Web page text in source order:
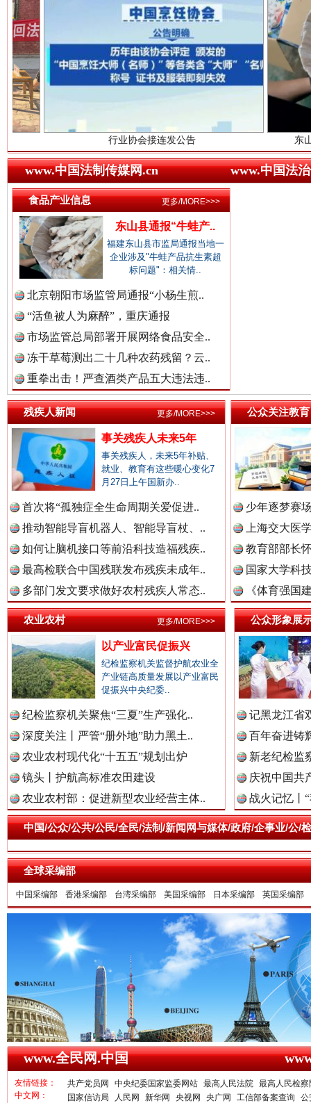
中国农业新闻网.
中国视频新闻网.
中国廉政法纪网.
中国律师在线.
中国参政网.中
永
红船起航处 潮起向未来
三年瞒报超千万 隐匿收入偷税被查处..
祁连巍巍树丰碑 高回
一枚“钉子”竟然扎入要害部门
雄关漫道展新颜 “
行业协会接连发公告 东山县通报“牛蛙
www.中国法制传媒网.cn www.中国法
食品产业信息
东山县通报“牛蛙产..
福建东山县市监局通报当地一
企业涉及"牛蛙产品抗生素超
标问题"：相关情..
北京朝阳市场监管局通报“小杨生煎..
“活鱼被人为麻醉”，重庆通报
市场监管总局部署开展网络食品安全..
冻干草莓测出二十几种农药残留？云..
重拳出击！严查酒类产品五大违法违..
更多/MORE>>>
残疾人新闻
事关残疾人未来5年
事关残疾人，未来5年补贴、
就业、教育有这些暖心变化7
月27日上午国新办..
首次将“孤独症全生命周期关爱促进..
推动智能导盲机器人、智能导盲杖、..
如何让脑机接口等前沿科技造福残疾..
最高检联合中国残联发布残疾未成年..
多部门发文要求做好农村残疾人常态..
更多/MORE>>> 公众关注教育
少年逐梦赛
上海交大医
教育部部长
国家大学科
《体育强国
农业农村
以产业富民促振兴
纪检监察机关监督护航农业全
产业链高质量发展以产业富民
促振兴中央纪委..
纪检监察机关聚焦“三夏”生产强化..
深度关注丨严管“册外地”助力黑土..
农业农村现代化“十五五”规划出炉
镜头丨护航高标准农田建设
农业农村部：促进新型农业经营主体..
更多/MORE>>> 公众形象展
记黑龙江省
百年奋进铸
新老纪检监
庆祝中国共
战火记忆丨
中国/公众/公共/公民/全民/法制/新闻网与媒体/政府/企事业/公/
全球采编部
中国采编部 香港采编部 台湾采编部 美国采编部 日本采编部 英国采编部
www.全民网.中国
友情链接：
中文网：
共产党员网 中央纪委国家监委网站 最高人民法院 最高人民检察
国家信访局
人民网 新华网 央视网 央广网 工信部备案查询
公